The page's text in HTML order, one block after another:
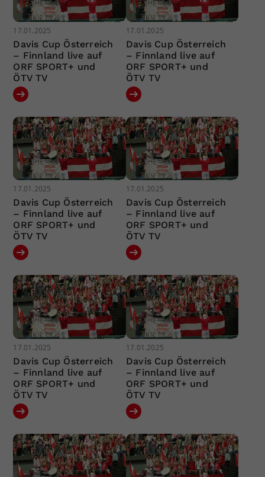
17.01.2025
Davis Cup Österreich
– Finnland live auf
ORF SPORT+ und
ÖTV TV
17.01.2025
Davis Cup Österreich
– Finnland live auf
ORF SPORT+ und
ÖTV TV
17.01.2025
Davis Cup Österreich
– Finnland live auf
ORF SPORT+ und
ÖTV TV
17.01.2025
Davis Cup Österreich
– Finnland live auf
ORF SPORT+ und
ÖTV TV
17.01.2025
Davis Cup Österreich
– Finnland live auf
ORF SPORT+ und
ÖTV TV
17.01.2025
Davis Cup Österreich
– Finnland live auf
ORF SPORT+ und
ÖTV TV